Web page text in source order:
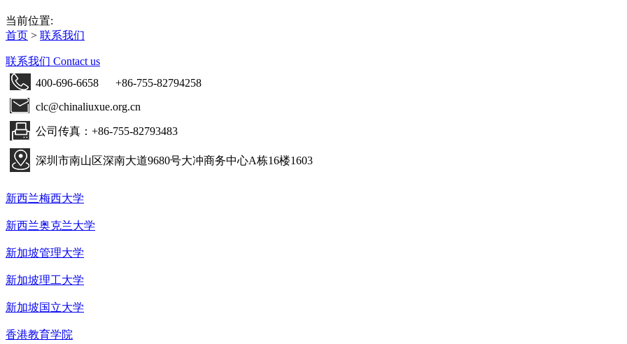
当前位置:
首页 > 联系我们
联系我们 Contact us
400-696-6658 +86-755-82794258
clc@chinaliuxue.org.cn
公司传真：+86-755-82793483
深圳市南山区深南大道9680号大冲商务中心A栋16楼1603
新西兰梅西大学
新西兰奥克兰大学
新加坡管理大学
新加坡理工大学
新加坡国立大学
香港教育学院